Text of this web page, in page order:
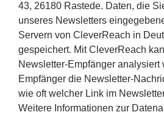
43, 26180 Rastede. Daten, die
unseres Newsletters
Servern von CleverReach in
gespeichert. Mit CleverReach
Newsletter-Empfänger
Empfänger die Newsletter-
wie oft welcher Link im
Weitere Informationen zur